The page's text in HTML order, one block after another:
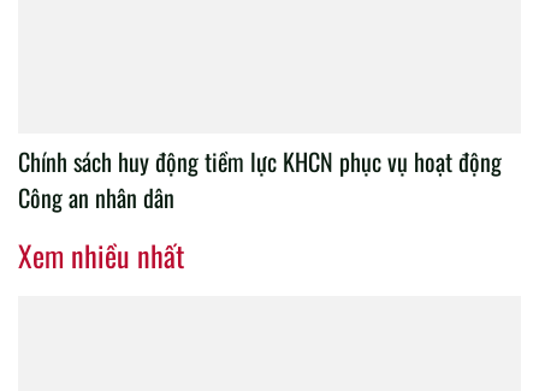
Chính sách huy động tiềm lực KHCN phục vụ hoạt động
Công an nhân dân
Xem nhiều nhất